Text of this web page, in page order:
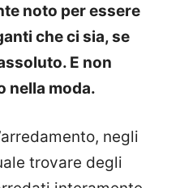
noto per essere
che ci sia, se
E non
nella moda.
negli
trovare degli